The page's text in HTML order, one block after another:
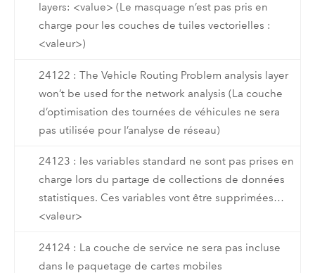
layers: <value> (Le masquage n’est pas pris en
charge pour les couches de tuiles vectorielles :
<valeur>)
24122 : The Vehicle Routing Problem analysis layer
won’t be used for the network analysis (La couche
d’optimisation des tournées de véhicules ne sera
pas utilisée pour l’analyse de réseau)
24123 : les variables standard ne sont pas prises en
charge lors du partage de collections de données
statistiques. Ces variables vont être supprimées…
<valeur>
24124 : La couche de service ne sera pas incluse
dans le paquetage de cartes mobiles